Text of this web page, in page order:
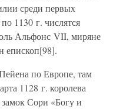
среди первых
1130 г. числятся
Альфонс VII, миряне
по Европе, там
1128 г. королева
замок Сори «Богу и